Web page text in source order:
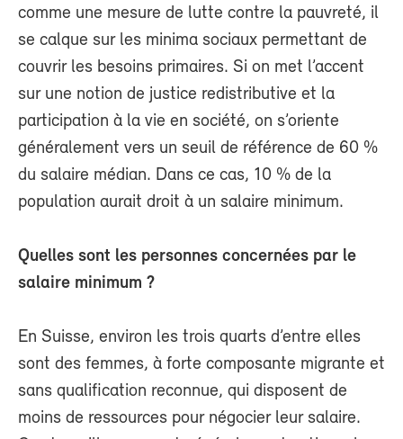
comme une mesure de lutte contre la pauvreté, il
se calque sur les minima sociaux permettant de
couvrir les besoins primaires. Si on met l’accent
sur une notion de justice redistributive et la
participation à la vie en société, on s’oriente
généralement vers un seuil de référence de 60 %
du salaire médian. Dans ce cas, 10 % de la
population aurait droit à un salaire minimum.
Quelles sont les personnes concernées par le
salaire minimum ?
En Suisse, environ les trois quarts d’entre elles
sont des femmes, à forte composante migrante et
sans qualification reconnue, qui disposent de
moins de ressources pour négocier leur salaire.